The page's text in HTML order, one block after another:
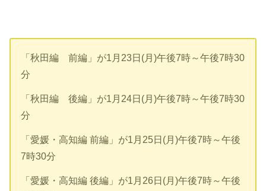
「秋田編 前編」が1月23日(月)午後7時～午後7時30
分
「秋田編 後編」が1月24日(月)午後7時～午後7時30
分
「愛媛・高知編 前編」が1月25日(月)午後7時～午後
7時30分
「愛媛・高知編 後編」が1月26日(月)午後7時～午後